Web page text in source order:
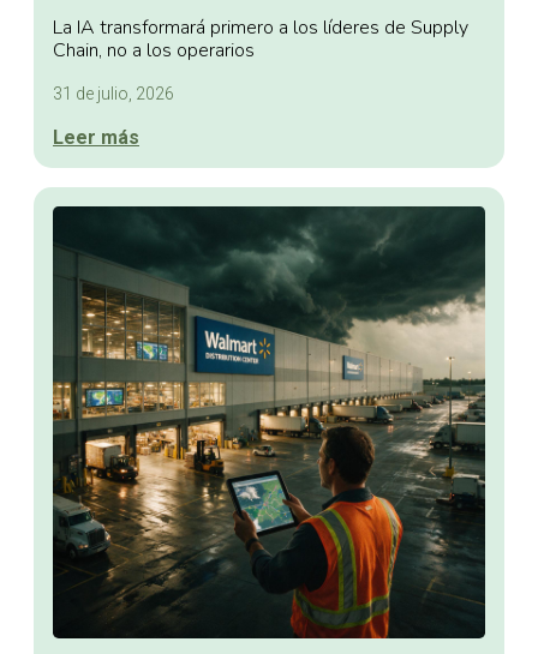
La IA transformará primero a los líderes de Supply
Chain, no a los operarios
31 de julio, 2026
Leer más